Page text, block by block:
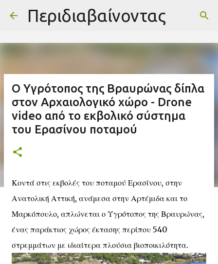
Μετάβαση στο κύριο περιεχόμενο
Περιδιαβαίνοντας
Ο Υγρότοπος της Βραυρώνας δίπλα
στον Αρχαιολογικό χώρο - Drone
video από το εκβολικό σύστημα
του Ερασίνου ποταμού
Κοντά στις εκβολές του ποταμού Ερασίνου, στην
Ανατολική Αττική, ανάμεσα στην Αρτέμιδα και το
Μαρκόπουλο, απλώνεται ο Υγρότοπος της Βραυρώνας,
ένας παράκτιος χώρος έκτασης περίπου 540
στρεμμάτων με ιδιαίτερα πλούσια βιοποικιλότητα.